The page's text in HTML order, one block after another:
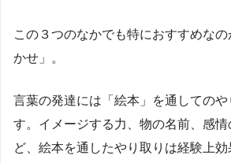
この３つのなかでも特におすすめな
かせ」。
言葉の発達には「絵本」を通しての
す。イメージする力、物の名前、感
ど、絵本を通したやり取りは経験上効